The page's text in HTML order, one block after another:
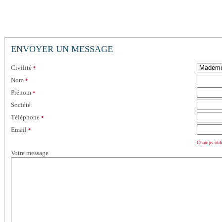
ENVOYER UN MESSAGE
Civilité *
Nom *
Prénom *
Société
Téléphone *
Email *
Champs
Votre message